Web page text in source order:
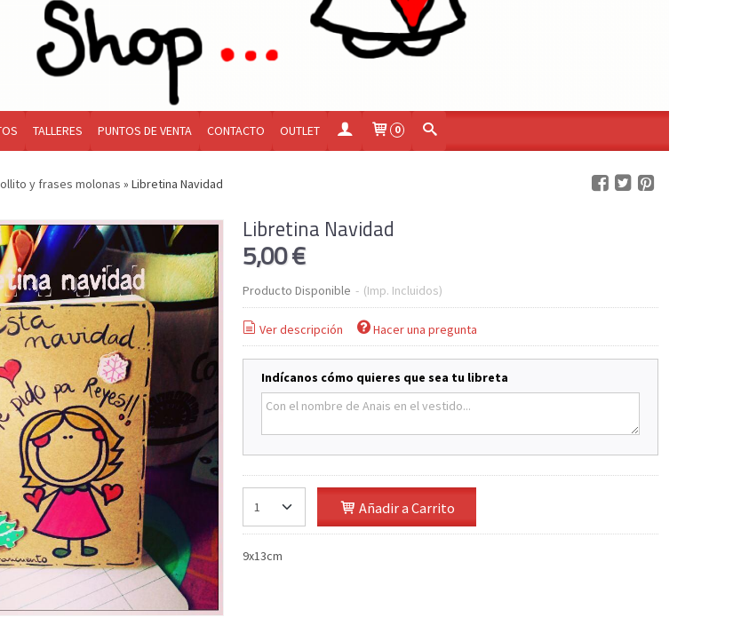
TALLERES PUNTOS DE VENTA CONTACTO OUTLET 0
y frases molonas » Libretina Navidad
Libretina Navidad
5,00 €
Producto Disponible - (Imp. Incluidos)
Ver descripción Hacer una pregunta
Indícanos cómo quieres que sea tu libreta
Añadir a Carrito
9x13cm